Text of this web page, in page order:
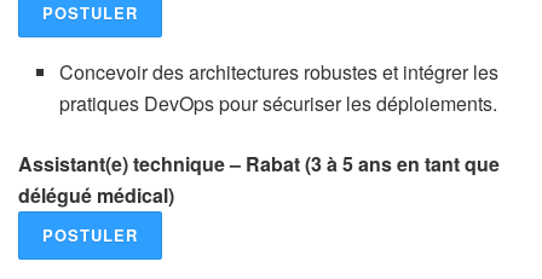
POSTULER
Concevoir des architectures robustes et intégrer les
pratiques DevOps pour sécuriser les déploiements.
Assistant(e) technique – Rabat (3 à 5 ans en tant que
délégué médical)
POSTULER